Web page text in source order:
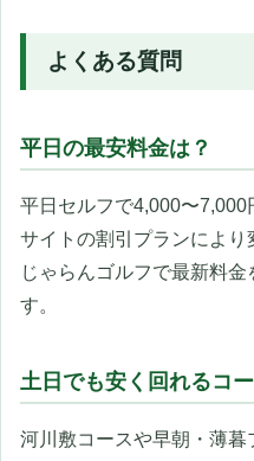
よくある質問
平日の最安料金は？
平日セルフで4,000〜
サイトの割引プランによ
じゃらんゴルフで最新料
す。
土日でも安く回れるコ
河川敷コースや早朝・薄